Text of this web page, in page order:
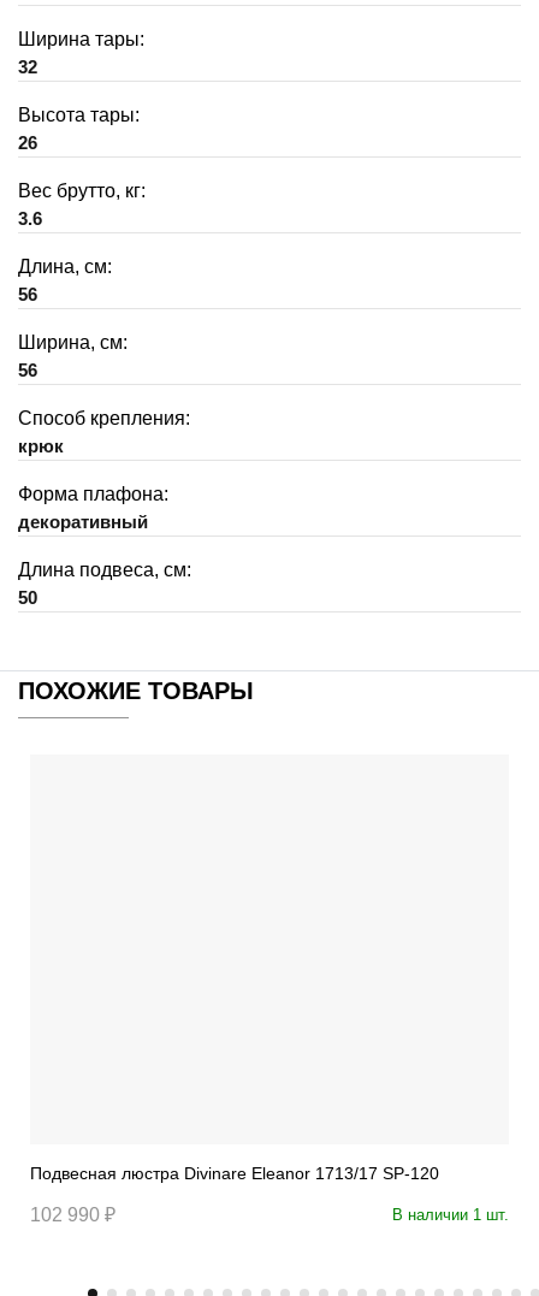
Ширина тары:
32
Высота тары:
26
Вес брутто, кг:
3.6
Длина, см:
56
Ширина, см:
56
Способ крепления:
крюк
Форма плафона:
декоративный
Длина подвеса, см:
50
ПОХОЖИЕ ТОВАРЫ
Подвесная люстра Divinare Eleanor 1713/17 SP-120
102 990 ₽ В наличии 1 шт.